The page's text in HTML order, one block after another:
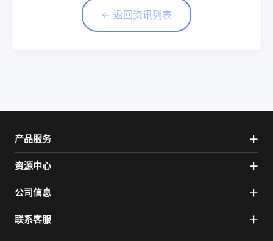
← 返回资讯列表
产品服务
资源中心
公司信息
联系客服